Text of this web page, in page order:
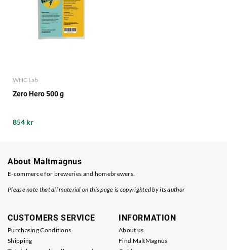
WHC Lab
Zero Hero 500 g
854 kr
About Maltmagnus
E-commerce for breweries and homebrewers.
Please note that all material on this page is copyrighted by its author
CUSTOMERS SERVICE
Purchasing Conditions
Shipping
INFORMATION
About us
Find MaltMagnus